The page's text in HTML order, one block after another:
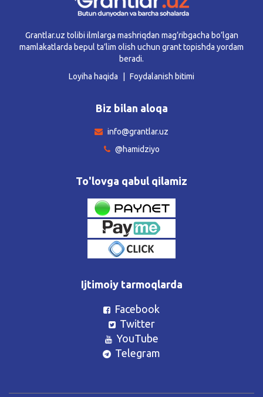
Grantlar.uz tolibi ilmlarga mashriqdan mag’ribgacha bo’lgan
mamlakatlarda bepul ta’lim olish uchun grant topishda yordam
beradi.
Loyiha haqida
Foydalanish bitimi
Biz bilan aloqa
info@grantlar.uz
@hamidziyo
To'lovga qabul qilamiz
Ijtimoiy tarmoqlarda
Facebook
Twitter
YouTube
Telegram